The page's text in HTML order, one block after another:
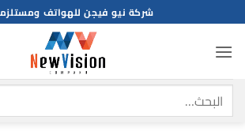
للمحتوى
شركة نيو فيجن للهواتف
البحث
عن: